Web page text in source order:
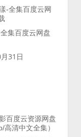
集百度云网盘
31日